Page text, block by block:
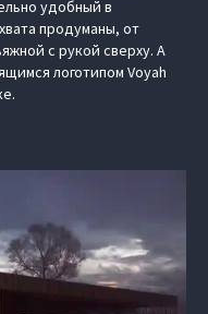
удобный в
продуманы, от
с рукой сверху. А
логотипом Voyah